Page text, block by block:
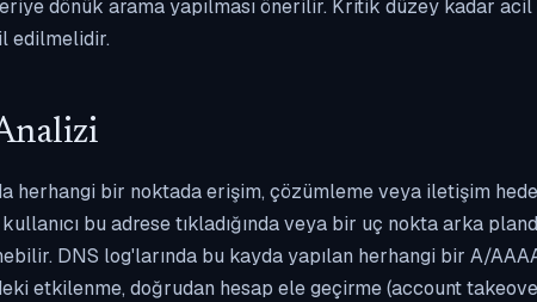
dönük arama yapılması önerilir. Kritik düzey kadar
edilmelidir.
herhangi bir noktada erişim, çözümleme veya iletişim
bu adrese tıkladığında veya bir uç nokta arka
DNS log'larında bu kayda yapılan herhangi bir A/
etkilenme, doğrudan hesap ele geçirme (account